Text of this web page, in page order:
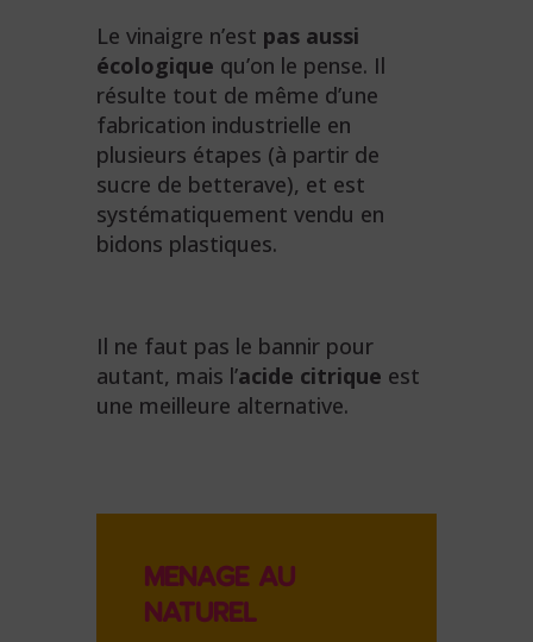
Le vinaigre n’est pas aussi
écologique qu’on le pense. Il
résulte tout de même d’une
fabrication industrielle en
plusieurs étapes (à partir de
sucre de betterave), et est
systématiquement vendu en
bidons plastiques.
Il ne faut pas le bannir pour
autant, mais l’acide citrique est
une meilleure alternative.
MENAGE AU
NATUREL